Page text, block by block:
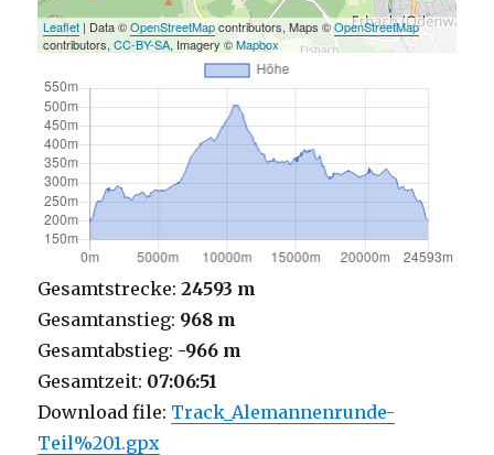
Leaflet | Data ©OpenStreetMapcontributors, Maps ©OpenStreetMap
contributors,CC-BY-SA, Imagery ©Mapbox
Gesamtstrecke: 24593 m
Gesamtanstieg: 968 m
Gesamtabstieg: -966 m
Gesamtzeit: 07:06:51
Download file: Track_Alemannenrunde-
Teil%201.gpx